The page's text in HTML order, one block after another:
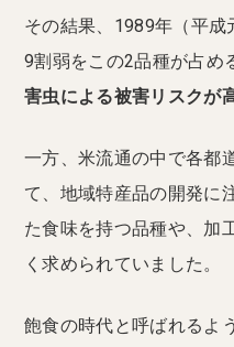
その結果、1989年（平
9割弱をこの2品種が占め
害虫による被害リスクが
一方、米流通の中で各都
て、地域特産品の開発に
た食味を持つ品種や、加
く求められていました。
飽食の時代と呼ばれるよ